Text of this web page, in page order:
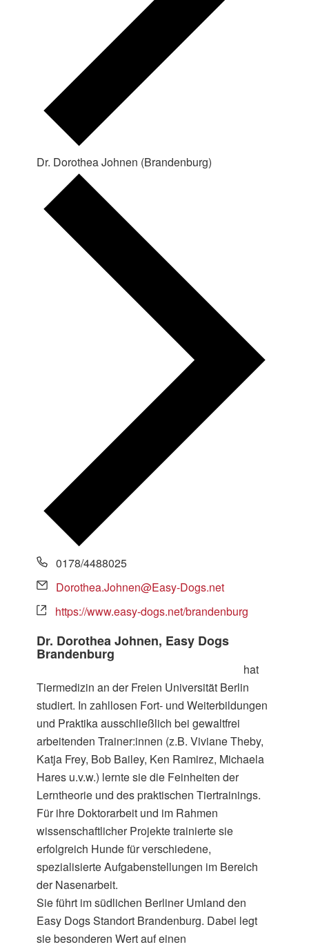
Dr. Dorothea Johnen (Brandenburg)
0178/4488025
Dorothea.Johnen@Easy-Dogs.net
https://www.easy-dogs.net/brandenburg
Dr. Dorothea Johnen, Easy Dogs
Brandenburg
hat
Tiermedizin an der Freien Universität Berlin
studiert. In zahllosen Fort- und Weiterbildungen
und Praktika ausschließlich bei gewaltfrei
arbeitenden Trainer:innen (z.B. Viviane Theby,
Katja Frey, Bob Bailey, Ken Ramirez, Michaela
Hares u.v.w.) lernte sie die Feinheiten der
Lerntheorie und des praktischen Tiertrainings.
Für ihre Doktorarbeit und im Rahmen
wissenschaftlicher Projekte trainierte sie
erfolgreich Hunde für verschiedene,
spezialisierte Aufgabenstellungen im Bereich
der Nasenarbeit.
Sie führt im südlichen Berliner Umland den
Easy Dogs Standort Brandenburg. Dabei legt
sie besonderen Wert auf einen